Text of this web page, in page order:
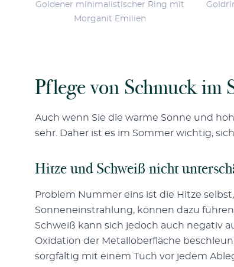
Goldener minimalistischer Ring mit
Morganit Emilien
Pflege von Schmuck im
Auch wenn Sie die warme Sonne und
sehr. Daher ist es im Sommer wichtig,
Hitze und Schweiß nicht
Problem Nummer eins ist die Hitze
Sonneneinstrahlung, können dazu
Schweiß kann sich jedoch auch negativ
Oxidation der Metalloberfläche
sorgfältig mit einem Tuch vor jedem